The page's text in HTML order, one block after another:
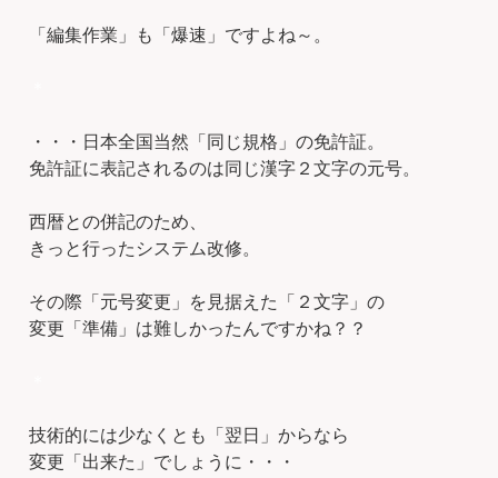
「編集作業」も「爆速」ですよね～。
・・・日本全国当然「同じ規格」の免許証。
免許証に表記されるのは同じ漢字２文字の元号。
西暦との併記のため、
きっと行ったシステム改修。
その際「元号変更」を見据えた「２文字」の
変更「準備」は難しかったんですかね？？
技術的には少なくとも「翌日」からなら
変更「出来た」でしょうに・・・